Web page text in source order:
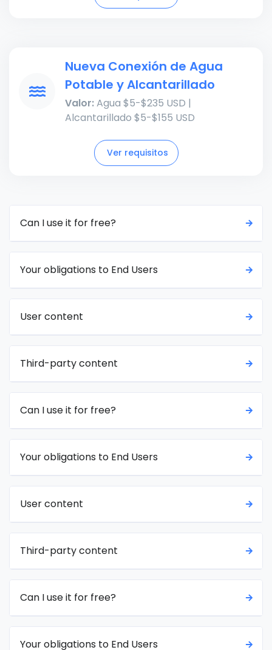
Nueva Conexión de Agua
Potable y Alcantarillado
Valor:Agua $5-$235 USD |
Alcantarillado $5-$155 USD
Ver requisitos
Can I use it for free?
Your obligations to End Users
User content
Third-party content
Can I use it for free?
Your obligations to End Users
User content
Third-party content
Can I use it for free?
Your obligations to End Users